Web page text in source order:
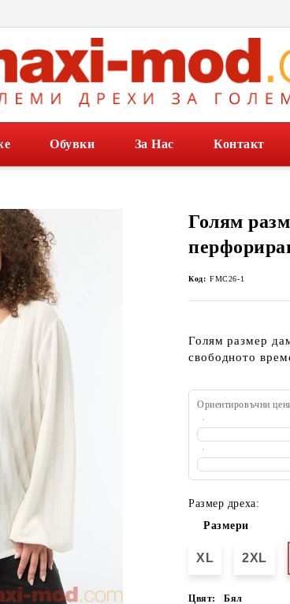
Обувки За Нас Контакт
Голям
Код: FMC26-1
Голям размер
свободното
Ориентировъчни
Размер дреха:
Размери
XL 2XL
Цвят: Бял